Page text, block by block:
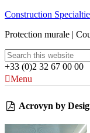
Construction
Protection murale |
+33 (0)2 32 67 00 00
Menu
Acrovyn by